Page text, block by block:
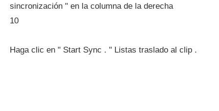
sincronización " en la columna de la derecha
10
Haga clic en " Start Sync . " Listas traslado al clip .